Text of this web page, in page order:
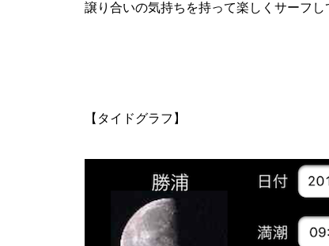
譲り合いの気持ちを持って楽しくサーフ
【タイドグラフ】